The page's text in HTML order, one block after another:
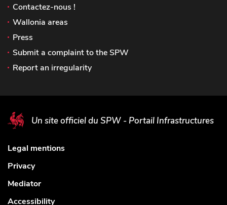
Contactez-nous !
Wallonia areas
Press
Submit a complaint to the SPW
Report an irregularity
Un site officiel du SPW - Portail Infrastructures
Legal mentions
Privacy
Mediator
Accessibility